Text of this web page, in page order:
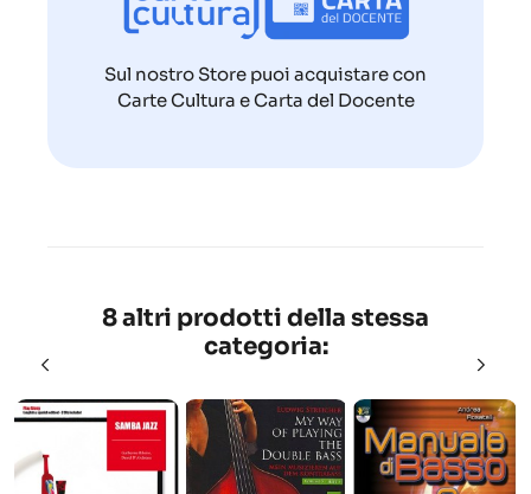
Sul nostro Store puoi acquistare con
Carte Cultura e Carta del Docente
8 altri prodotti della stessa
categoria: